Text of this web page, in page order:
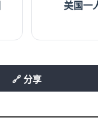
美国一
🔗 分享